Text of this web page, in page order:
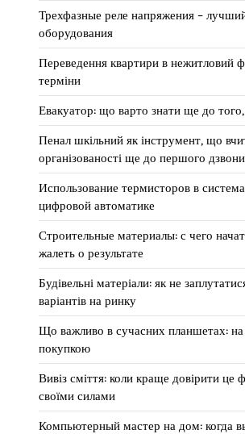
Трехфазные реле напряжения –
оборудования
Переведення квартири в нежитловий
терміни
Евакуатор: що варто знати ще до того,
Пенал шкільний як інструмент, що
організованості ще до першого
Использование термисторов в
цифровой автоматике
Строительные материалы: с чего
жалеть о результате
Будівельні матеріали: як не
варіантів на ринку
Що важливо в сучасних планшетах:
покупкою
Вивіз сміття: коли краще довірити це
своїми силами
Компьютерный мастер на дом: когда